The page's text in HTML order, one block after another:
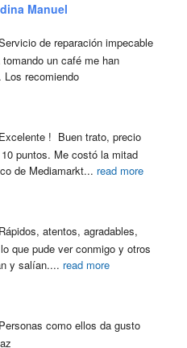
Manuel
de reparación impecable
un café me han
Los recomiendo
Excelente !  Buen trato, precio
puntos. Me costó la mitad
de Mediamarkt... read more
Rápidos, atentos, agradables,
que pude ver conmigo y otros
y salían.... read more
Personas como ellos da gusto